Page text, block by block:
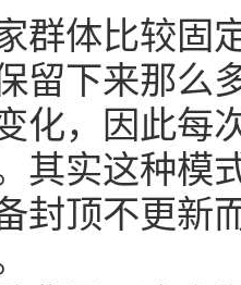
群体比较固
留下来那么
化，因此每
其实这种模
封顶不更新